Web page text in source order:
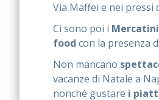
Via Maffei e nei pressi
Ci sono poi i
food con la presenza
Non mancano
vacanze di Natale a
nonché gustare i